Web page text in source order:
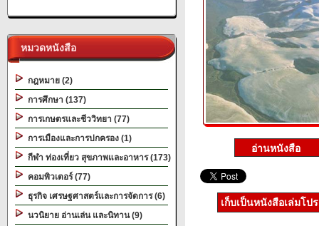
หมวดหนังสือ
กฎหมาย (2)
การศึกษา (137)
การเกษตรและชีววิทยา (77)
การเมืองและการปกครอง (1)
กีฬา ท่องเที่ยว สุขภาพและอาหาร (173)
คอมพิวเตอร์ (77)
ธุรกิจ เศรษฐศาสตร์และการจัดการ (6)
นวนิยาย อ่านเล่น และนิทาน (9)
เก็บเป็นหนังสือเล่มโป